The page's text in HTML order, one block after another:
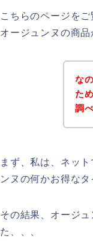
こちらのページを
オージュンヌの商
な
た
調
まず、私は、ネッ
ンヌの何かお得な
その結果、オージ
た、、、